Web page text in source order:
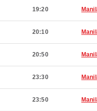
19:20
20:10
20:50
23:30
23:50